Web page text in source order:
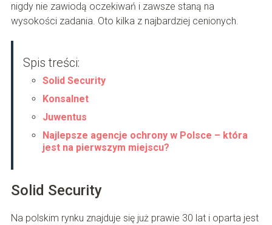
nigdy nie zawiodą oczekiwań i zawsze staną na
wysokości zadania. Oto kilka z najbardziej cenionych.
Spis treści:
Solid Security
Konsalnet
Juwentus
Najlepsze agencje ochrony w Polsce – która
jest na pierwszym miejscu?
Solid Security
Na polskim rynku znajduje się już prawie 30 lat i oparta jest